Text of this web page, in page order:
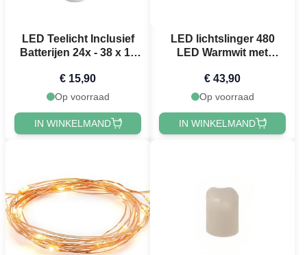
LED Teelicht Inclusief
Batterijen 24x - 38 x 18
€ 15,90
Op voorraad
IN WINKELMAND
LED lichtslinger 480
LED Warmwit met
€ 43,90
Op voorraad
IN WINKELMAND